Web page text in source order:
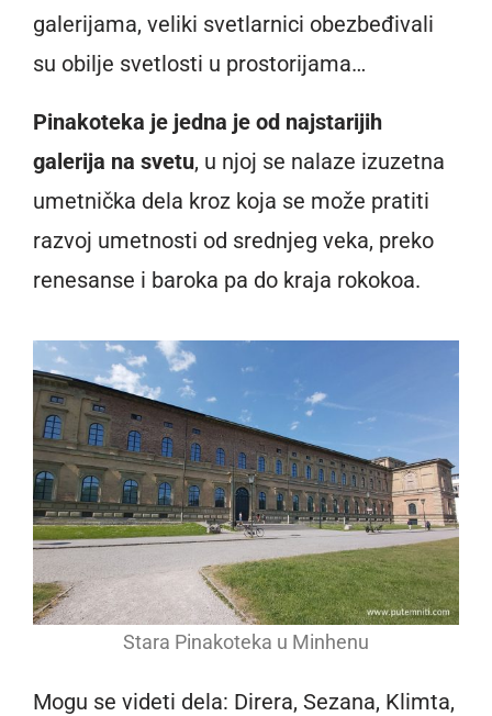
galerijama, veliki svetlarnici obezbeđivali
su obilje svetlosti u prostorijama…
Pinakoteka je jedna je od najstarijih
galerija na svetu, u njoj se nalaze izuzetna
umetnička dela kroz koja se može pratiti
razvoj umetnosti od srednjeg veka, preko
renesanse i baroka pa do kraja rokokoa.
Stara Pinakoteka u Minhenu
Mogu se videti dela: Direra, Sezana, Klimta,